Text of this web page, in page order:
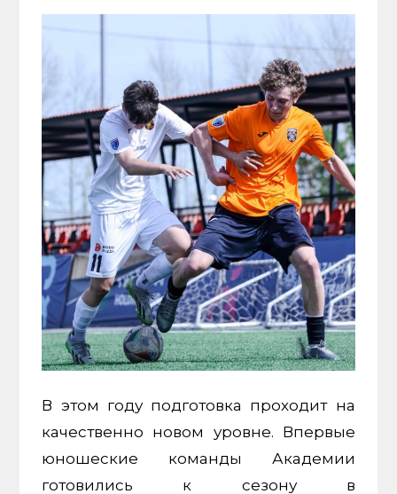
В этом году подготовка проходит на
качественно новом уровне. Впервые
юношеские команды Академии
готовились к сезону в